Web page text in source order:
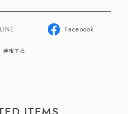
LINE Facebook
通報する